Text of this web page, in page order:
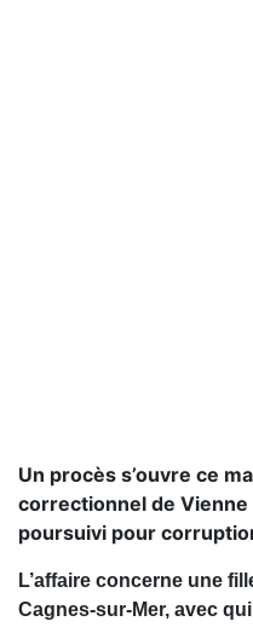
Un procès s’ouvre ce
correctionnel de
poursuivi pour
L’affaire concerne une
Cagnes-sur-Mer, avec